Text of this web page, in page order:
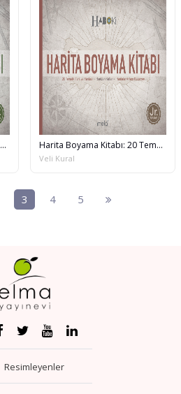
Harita Boyama Kitabı: 20 Tematik Dünya Haritası Harita Boyama Kitabı: 20 Tematik Türkiye Haritası
Veli Kural
3 4 5
Resimleyenler